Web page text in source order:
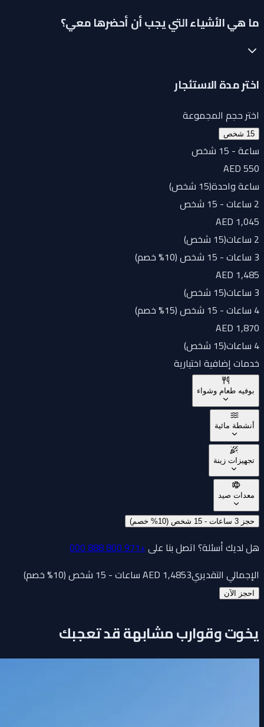
ما هي الأشياء التي يجب أن أحضرها معي؟
اختر مدة الاستئجار
اختر حجم المجموعة
15 شخص
ساعة - 15 شخص
AED 550
ساعة واحدة(15 شخص
AED 1,045
(15 شخص
AED 1,485
(15 شخص
4 ساعات - 15 شخص (15% خصم)
AED 1,870
4 ساعات
(15 شخص
خدمات إضافية اختيارية
بوفيه طعام وشواء
أنشطة مائية
تجهيزات زينة
معدات صيد
حجز 3 ساعات - 15 شخص (10% خصم)
هل لديك أسئلة؟ اتصل بنا على +971 800 888 000
الإجمالي التقديري
AED1,4853 ساعات - 15 شخص (10% خصم)
احجز الآن
يخوت وقوارب مشابهة قد تعجبك